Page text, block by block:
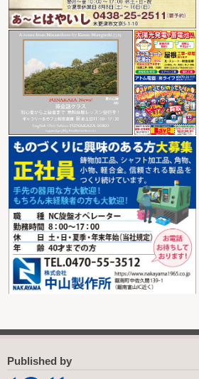
Published by